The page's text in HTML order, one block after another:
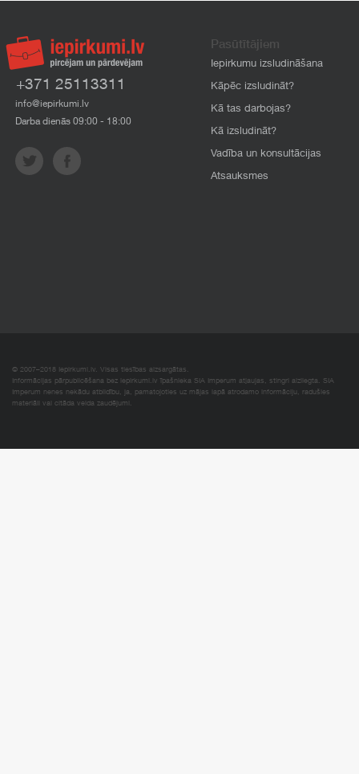
+371 25113311
info@iepirkumi.lv
Darba dienās 09:00 - 18:00
Pasūtītājiem
Iepirkumu izsludināšana
Kāpēc izsludināt?
Kā tas darbojas?
Kā izsludināt?
Vadība un konsultācijas
Atsauksmes
© 2007–2018 Iepirkumi.lv. Visas tiesības aizsargātas.
Informācijas pārpublicēšana bez iepirkumi.lv īpašnieka SIA Imperum atļaujas, stingri aizliegta. SIA
Imperum nenes nekādu atbildību, ja, pamatojoties uz mājas lapā atrodamo informāciju, radušies
materiāli vai citāda veida zaudējumi.